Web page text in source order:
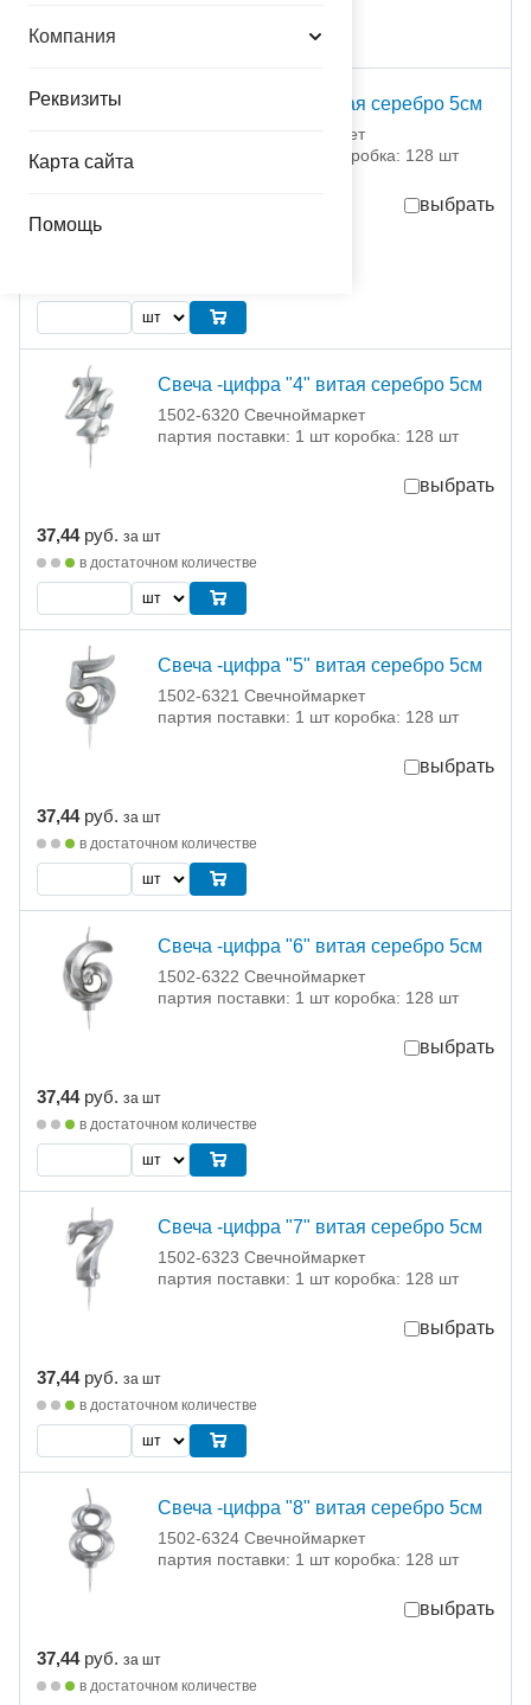
Компания
Реквизиты
Карта сайта
Помощь
Свеча -цифра "3" витая серебро 5см
1502-6319 Свечноймаркет
партия поставки: 1 шт коробка: 128 шт
выбрать
Свеча -цифра "4" витая серебро 5см
1502-6320 Свечноймаркет
партия поставки: 1 шт коробка: 128 шт
выбрать
37,44 руб. за шт
в достаточном количестве
Свеча -цифра "5" витая серебро 5см
1502-6321 Свечноймаркет
партия поставки: 1 шт коробка: 128 шт
выбрать
37,44 руб. за шт
в достаточном количестве
Свеча -цифра "6" витая серебро 5см
1502-6322 Свечноймаркет
партия поставки: 1 шт коробка: 128 шт
выбрать
37,44 руб. за шт
в достаточном количестве
Свеча -цифра "7" витая серебро 5см
1502-6323 Свечноймаркет
партия поставки: 1 шт коробка: 128 шт
выбрать
37,44 руб. за шт
в достаточном количестве
Свеча -цифра "8" витая серебро 5см
1502-6324 Свечноймаркет
партия поставки: 1 шт коробка: 128 шт
выбрать
37,44 руб. за шт
в достаточном количестве